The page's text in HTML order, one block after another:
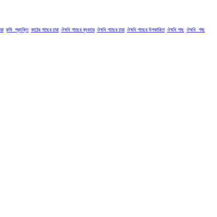
কৃষি_প্রযুক্তি কাঠের গাছের চারা ঔষধি গাছের ব্যবহার ঔষধি গাছের চারা ঔষধি গাছের উপকারিতা ঔষধি গাছ ঔষধি_গাছ